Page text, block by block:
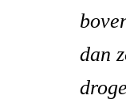
dan